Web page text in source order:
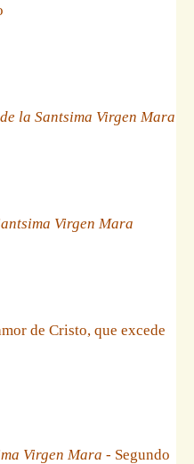
la Santsima Virgen Mara
Virgen Mara
de Cristo, que excede
Virgen Mara - Segundo